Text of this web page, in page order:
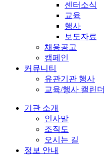
센터소식
교육
행사
보도자료
채용공고
캠페인
커뮤니티
유관기관 행사
교육/행사 캘린더
기관 소개
인사말
조직도
오시는 길
정보 안내